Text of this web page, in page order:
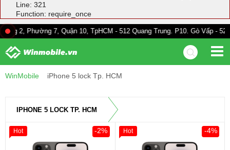
Line: 321
Function: require_once
7, Quận 10, TpHCM - 512 Quang Trung. P10. Gò Vấp - 528A Trường
WinMobile iPhone 5 lock Tp. HCM
IPHONE 5 LOCK TP. HCM
-2%
Hot -4%
Hot